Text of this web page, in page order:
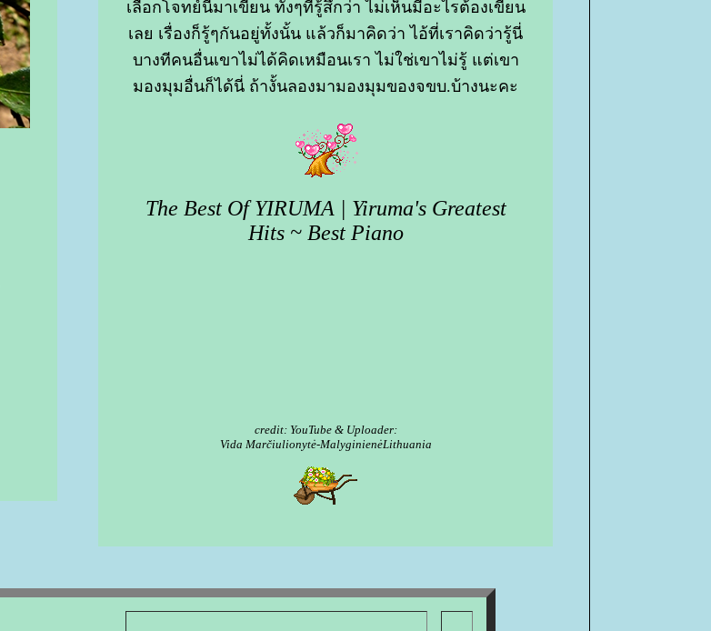
เลือกโจทย์นี้มาเขียน ทั้งๆที่รู้สึกว่า ไม่เห็นมีอะไรต้องเขียน
เลย เรื่องก็รู้ๆกันอยู่ทั้งนั้น แล้วก็มาคิดว่า ไอ้ที่เราคิดว่ารู้นี่
บางทีคนอื่นเขาไม่ได้คิดเหมือนเรา ไม่ใช่เขาไม่รู้ แต่เขา
มองมุมอื่นก็ได้นี่ ถ้างั้นลองมามองมุมของจขบ.บ้างนะคะ
The Best Of YIRUMA | Yiruma's Greatest
Hits ~ Best Piano
credit: YouTube & Uploader:
Vida Marčiulionytė-MalyginienėLithuania